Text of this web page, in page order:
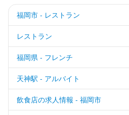
福岡市 - レストラン
レストラン
福岡県 - フレンチ
天神駅 - アルバイト
飲食店の求人情報 - 福岡市